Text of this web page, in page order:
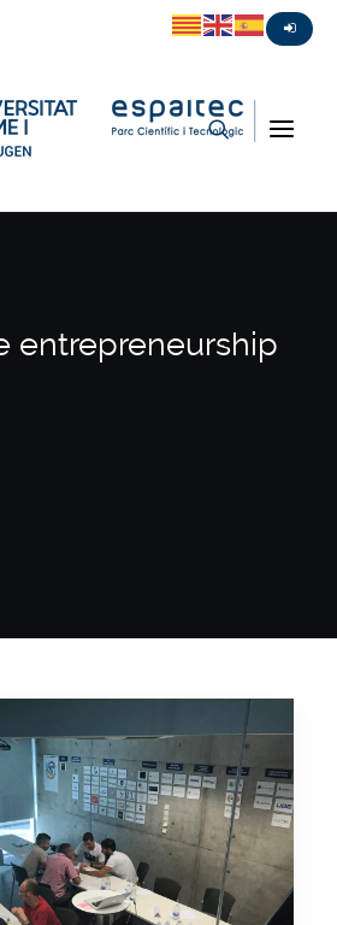
entrepreneurship